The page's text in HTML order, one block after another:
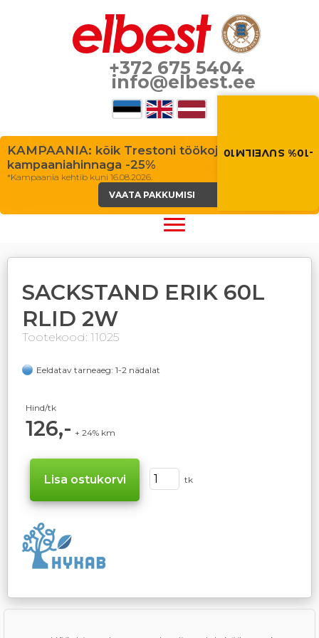
Suvi toob
-10% SUVEILM10
+372 675 5404
info@elbest.ee
KAMPAANIA: kõik Trestoni töökojalauad
kampaaniahinnaga -25%
*Kampaania kehtib kuni 16.08.2026.
VAATA PAKKUMISI
SACKSTAND ERIK 60L
RLID 2W
Tootekood: 11025
Eeldatav tarneaeg: 1-2 nädalat
Hind/tk
126,- + 24% km
tk